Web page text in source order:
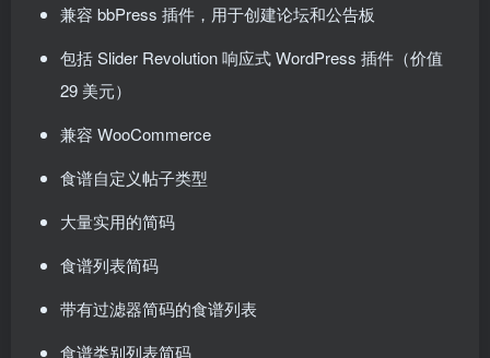
兼容 bbPress 插件，用于创建论坛和公告板
包括 Slider Revolution 响应式 WordPress 插件（价值
29 美元）
兼容 WooCommerce
食谱自定义帖子类型
大量实用的简码
食谱列表简码
带有过滤器简码的食谱列表
食谱类别列表简码